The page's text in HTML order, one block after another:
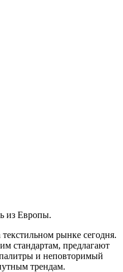
из Европы.
рынке сегодня.
стандартам, предлагают
и неповторимый
трендам.